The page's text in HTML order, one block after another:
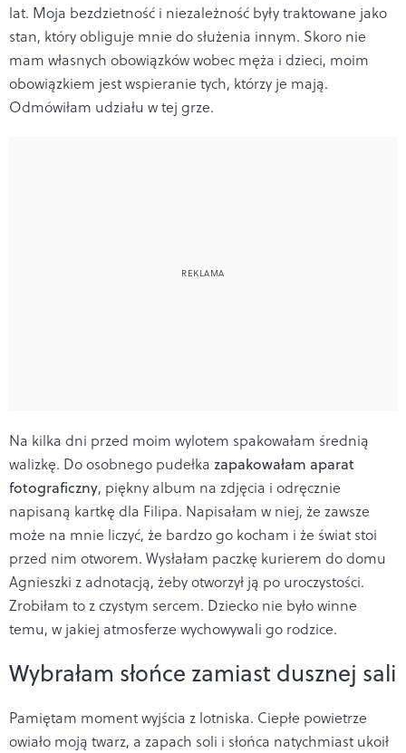
lat. Moja bezdzietność i niezależność były traktowane jako
stan, który obliguje mnie do służenia innym. Skoro nie
mam własnych obowiązków wobec męża i dzieci, moim
obowiązkiem jest wspieranie tych, którzy je mają.
Odmówiłam udziału w tej grze.
Na kilka dni przed moim wylotem spakowałam średnią
walizkę. Do osobnego pudełka zapakowałam aparat
fotograficzny, piękny album na zdjęcia i odręcznie
napisaną kartkę dla Filipa. Napisałam w niej, że zawsze
może na mnie liczyć, że bardzo go kocham i że świat stoi
przed nim otworem. Wysłałam paczkę kurierem do domu
Agnieszki z adnotacją, żeby otworzył ją po uroczystości.
Zrobiłam to z czystym sercem. Dziecko nie było winne
temu, w jakiej atmosferze wychowywali go rodzice.
Wybrałam słońce zamiast dusznej sali
Pamiętam moment wyjścia z lotniska. Ciepłe powietrze
owiało moją twarz, a zapach soli i słońca natychmiast ukoił